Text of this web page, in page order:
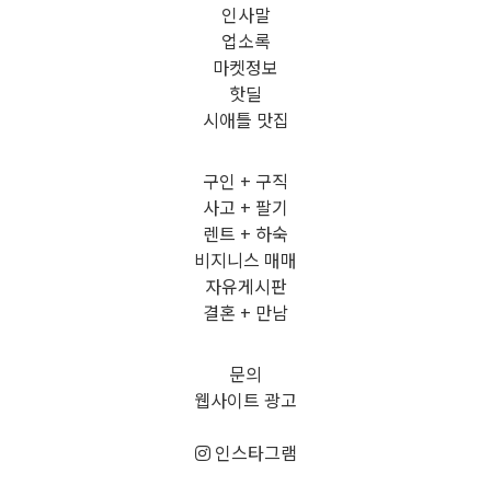
인사말
업소록
마켓정보
핫딜
시애틀 맛집
구인 + 구직
사고 + 팔기
렌트 + 하숙
비지니스 매매
자유게시판
결혼 + 만남
문의
웹사이트 광고
인스타그램